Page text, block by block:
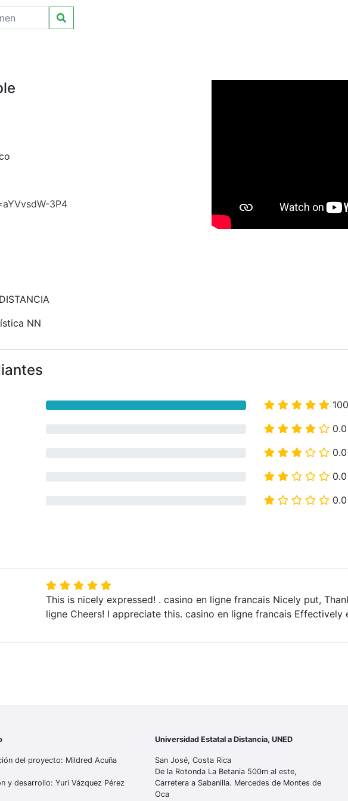
3P4
NN
This is nicely expressed! . casino en ligne francais Nicely put,
ligne Cheers! I appreciate this. casino en ligne francais Effectively
del proyecto: Mildred Acuña
y desarrollo: Yuri Vázquez Pérez
Universidad Estatal a Distancia, UNED
San José, Costa Rica
De la Rotonda La Betania 500m al este,
Carretera a Sabanilla. Mercedes de Montes de
Oca